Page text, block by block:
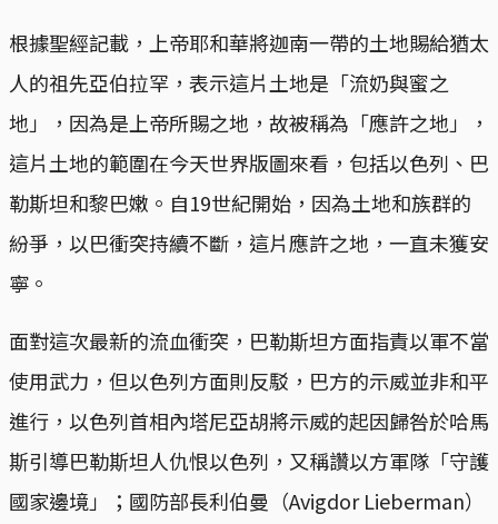
根據聖經記載，上帝耶和華將迦南一帶的土地賜給猶太
人的祖先亞伯拉罕，表示這片土地是「流奶與蜜之
地」，因為是上帝所賜之地，故被稱為「應許之地」，
這片土地的範圍在今天世界版圖來看，包括以色列、巴
勒斯坦和黎巴嫩。自19世紀開始，因為土地和族群的
紛爭，以巴衝突持續不斷，這片應許之地，一直未獲安
寧。
面對這次最新的流血衝突，巴勒斯坦方面指責以軍不當
使用武力，但以色列方面則反駁，巴方的示威並非和平
進行，以色列首相內塔尼亞胡將示威的起因歸咎於哈馬
斯引導巴勒斯坦人仇恨以色列，又稱讚以方軍隊「守護
國家邊境」；國防部長利伯曼（Avigdor Lieberman）